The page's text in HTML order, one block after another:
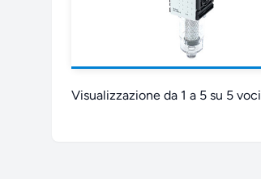
Visualizzazione da 1 a 5 su 5 voci